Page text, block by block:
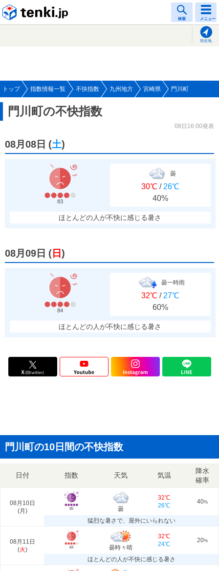
検索 メニュー
現在地
トップ 指数情報一覧 不快指数 九州地方 宮崎県 門川町
門川町の不快指数
08日16:00発表
08月08日 (土)
83
曇
30℃ / 26℃
40%
ほとんどの人が不快に感じる暑さ
08月09日 ( 日 )
84
曇一時雨
32℃ / 27℃
60%
ほとんどの人が不快に感じる暑さ
門川町の10日間の不快指数
日付 指数 天気 気温
降水
確率
08月10日
(月 ) 85 曇
32℃
26℃
40%
猛烈な暑さで、屋外にいられない
08月11日
(火) 84 曇時々晴
32℃
24℃
20%
ほとんどの人が不快に感じる暑さ